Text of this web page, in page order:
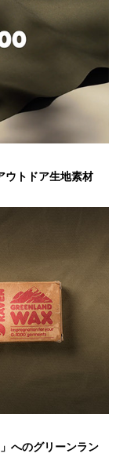
ウトドア生地素材
へのグリーンラン